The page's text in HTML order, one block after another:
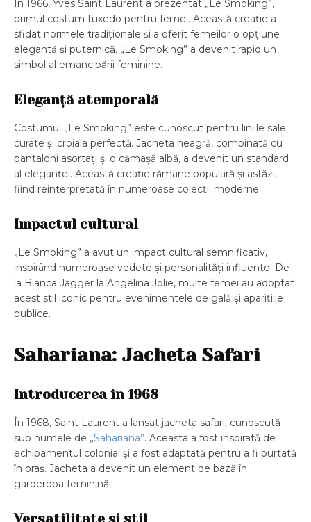
În 1966, Yves Saint Laurent a prezentat „Le Smoking”,
primul costum tuxedo pentru femei. Această creație a
sfidat normele tradiționale și a oferit femeilor o opțiune
elegantă și puternică. „Le Smoking” a devenit rapid un
simbol al emancipării feminine.
Eleganță atemporală
Costumul „Le Smoking” este cunoscut pentru liniile sale
curate și croiala perfectă. Jacheta neagră, combinată cu
pantaloni asortați și o cămașă albă, a devenit un standard
al eleganței. Această creație rămâne populară și astăzi,
fiind reinterpretată în numeroase colecții moderne.
Impactul cultural
„Le Smoking” a avut un impact cultural semnificativ,
inspirând numeroase vedete și personalități influente. De
la Bianca Jagger la Angelina Jolie, multe femei au adoptat
acest stil iconic pentru evenimentele de gală și aparițiile
publice.
Sahariana: Jacheta Safari
Introducerea în 1968
În 1968, Saint Laurent a lansat jacheta safari, cunoscută
sub numele de „Sahariana”. Aceasta a fost inspirată de
echipamentul colonial și a fost adaptată pentru a fi purtată
în oraș. Jacheta a devenit un element de bază în
garderoba feminină.